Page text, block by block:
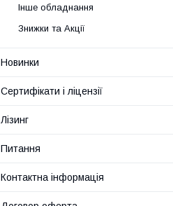
Інше обладнання
Знижки та Акції
Новинки
Сертифікати і ліцензії
Лізинг
Питання
Контактна інформація